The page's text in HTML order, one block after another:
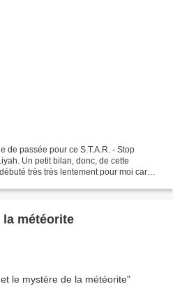
de passée pour ce S.T.A.R. - Stop
Un petit bilan, donc, de cette
très très lentement pour moi car
la météorite